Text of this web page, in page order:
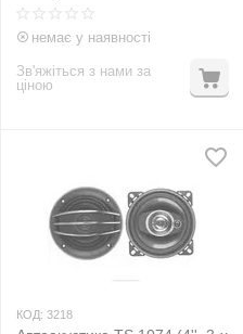
немає у наявності
Зв'яжіться з нами за
ціною
КОД: 3218